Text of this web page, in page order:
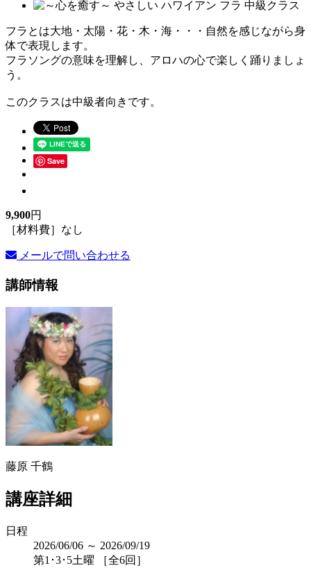
フラとは大地・太陽・花・木・海・・・自然を感じながら身
体で表現します。
フラソングの意味を理解し、アロハの心で楽しく踊りましょ
う。
このクラスは中級者向きです。
Save
9,900円
［材料費］なし
メールで問い合わせる
講師情報
藤原 千鶴
講座詳細
日程
2026/06/06 ～ 2026/09/19
第1･3･5土曜 ［全6回］